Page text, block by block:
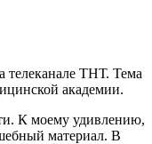
телеканале ТНТ. Тема
академии.
К моему удивлению,
материал. В